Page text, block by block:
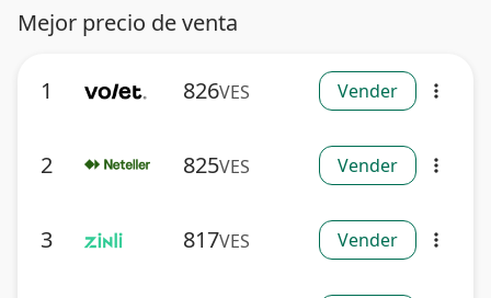
Mejor precio de venta
1 826VES Vender more_vert
2 825VES Vender more_vert
3 817VES Vender more_vert